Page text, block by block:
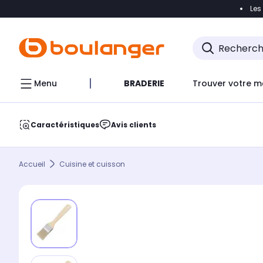
Accéder
Menu BRADERIE Trouver votre
Caractéristiques Avis clients
Accueil Cuisine et cuisson